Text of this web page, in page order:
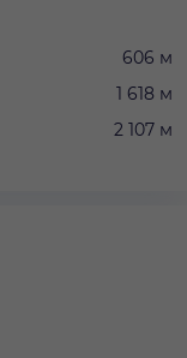
606 м
1 618 м
2 107 м